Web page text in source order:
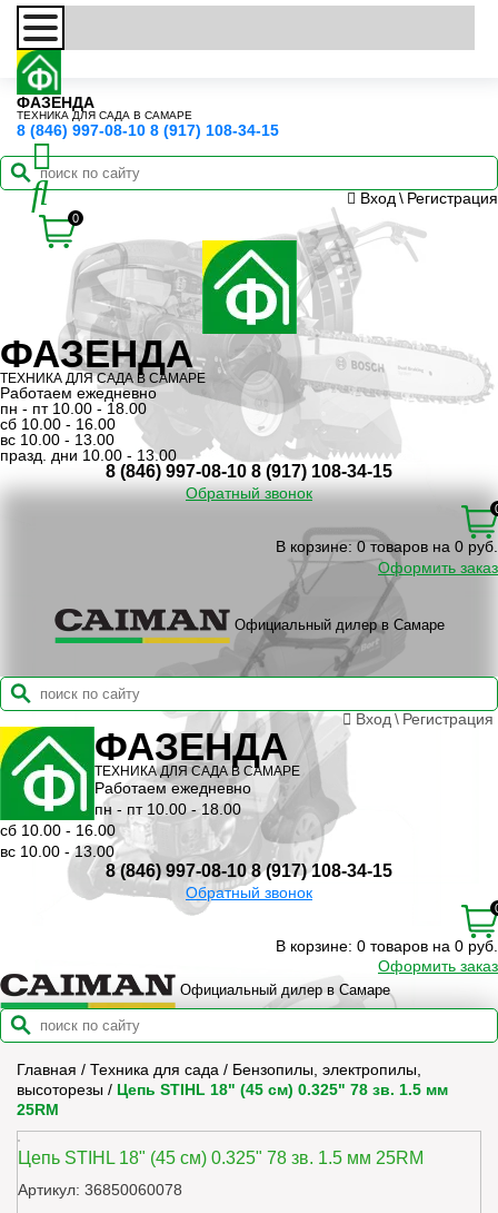
ФАЗЕНДА
ТЕХНИКА ДЛЯ САДА В САМАРЕ
8 (846) 997-08-10 8 (917) 108-34-15
0
Вход \ Регистрация
ФАЗЕНДА
ТЕХНИКА ДЛЯ САДА В САМАРЕ
Работаем ежедневно
пн - пт 10.00 - 18.00
сб 10.00 - 16.00
вс 10.00 - 13.00
празд. дни 10.00 - 13.00
8 (846) 997-08-10 8 (917) 108-34-15
Обратный звонок
В корзине: 0 товаров на 0 руб.
Оформить заказ
Официальный дилер в Самаре
Вход \ Регистрация
ФАЗЕНДА
ТЕХНИКА ДЛЯ САДА В САМАРЕ
Работаем ежедневно
пн - пт 10.00 - 18.00
сб 10.00 - 16.00
вс 10.00 - 13.00
8 (846) 997-08-10 8 (917) 108-34-15
Обратный звонок
В корзине: 0 товаров на 0 руб.
Оформить заказ
Официальный дилер в Самаре
Главная / Техника для сада / Бензопилы, электропилы,
высоторезы / Цепь STIHL 18" (45 см) 0.325" 78 зв. 1.5 мм
25RM
Цепь STIHL 18" (45 см) 0.325" 78 зв. 1.5 мм 25RM
Артикул: 36850060078